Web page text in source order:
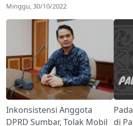
Minggu, 30/10/2022
Inkonsistensi Anggota
DPRD Sumbar, Tolak Mobil
di